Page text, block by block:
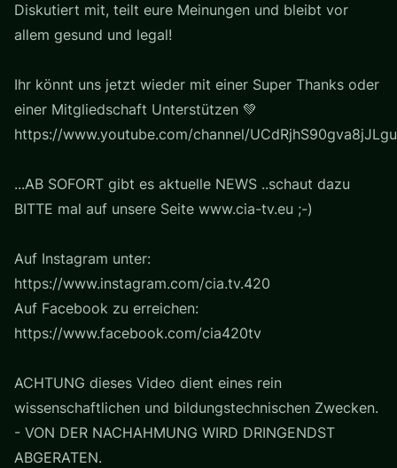
Diskutiert mit, teilt eure Meinungen und bleibt vor
allem gesund und legal!
Ihr könnt uns jetzt wieder mit einer Super Thanks oder
einer Mitgliedschaft Unterstützen 💚
https://www.youtube.com/channel/
...AB SOFORT gibt es aktuelle NEWS ..schaut dazu
BITTE mal auf unsere Seite www.cia-tv.eu ;-)
Auf Instagram unter:
https://www.instagram.com/cia.tv.420
Auf Facebook zu erreichen:
https://www.facebook.com/cia420tv
ACHTUNG dieses Video dient eines rein
wissenschaftlichen und bildungstechnischen Zwecken.
- VON DER NACHAHMUNG WIRD DRINGENDST
ABGERATEN.